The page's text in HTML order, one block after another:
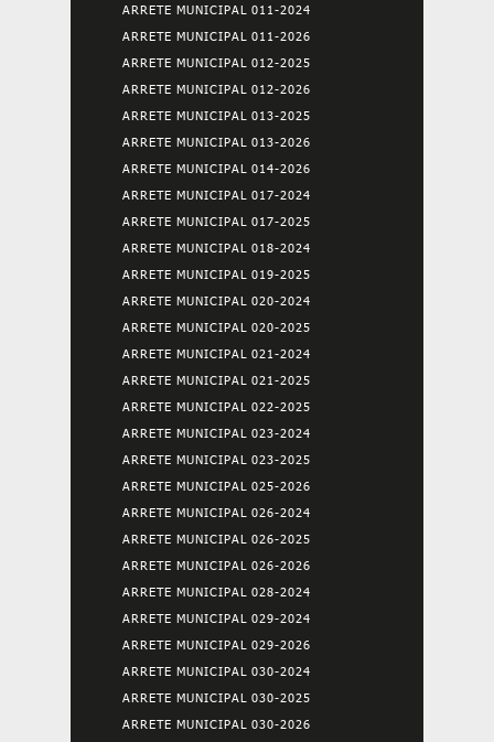
ARRETE MUNICIPAL 011-2024
ARRETE MUNICIPAL 011-2026
ARRETE MUNICIPAL 012-2025
ARRETE MUNICIPAL 012-2026
ARRETE MUNICIPAL 013-2025
ARRETE MUNICIPAL 013-2026
ARRETE MUNICIPAL 014-2026
ARRETE MUNICIPAL 017-2024
ARRETE MUNICIPAL 017-2025
ARRETE MUNICIPAL 018-2024
ARRETE MUNICIPAL 019-2025
ARRETE MUNICIPAL 020-2024
ARRETE MUNICIPAL 020-2025
ARRETE MUNICIPAL 021-2024
ARRETE MUNICIPAL 021-2025
ARRETE MUNICIPAL 022-2025
ARRETE MUNICIPAL 023-2024
ARRETE MUNICIPAL 023-2025
ARRETE MUNICIPAL 025-2026
ARRETE MUNICIPAL 026-2024
ARRETE MUNICIPAL 026-2025
ARRETE MUNICIPAL 026-2026
ARRETE MUNICIPAL 028-2024
ARRETE MUNICIPAL 029-2024
ARRETE MUNICIPAL 029-2026
ARRETE MUNICIPAL 030-2024
ARRETE MUNICIPAL 030-2025
ARRETE MUNICIPAL 030-2026